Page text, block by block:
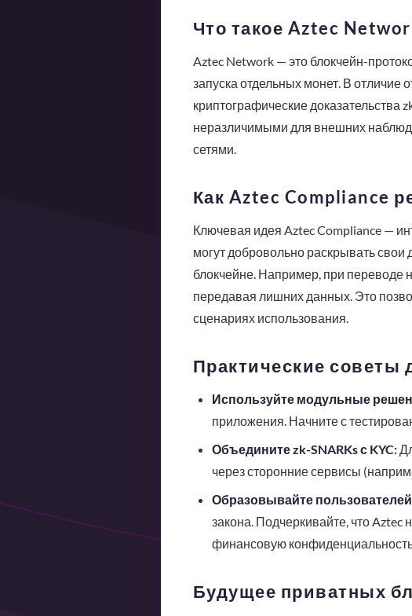
Что такое Aztec
Aztec Network — это блокчейн-
запуска отдельных монет. В отличие
криптографические доказательства
неразличимыми для внешних
сетями.
Как Aztec Compliance
Ключевая идея Aztec Compliance —
могут добровольно раскрывать
блокчейне. Например, при переводе
передавая лишних данных. Это
сценариях использования.
Практические советы
Используйте модульные
приложения. Начните с
Объедините zk-SNARKs с KYC:
через сторонние сервисы
Образовывайте
закона. Подчеркивайте, что
финансовую
Будущее приватных